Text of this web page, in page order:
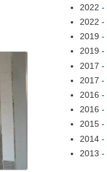
2022 -
2022 -
2019 -
2019 -
2017 -
2017 -
2016 -
2016 -
2015-
2014-
2013 -